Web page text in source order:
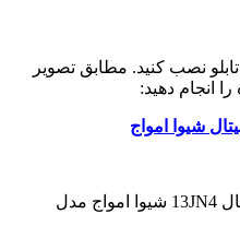
نصب کنید. مطابق تصویر
انجام دهید:
شیوا امواج